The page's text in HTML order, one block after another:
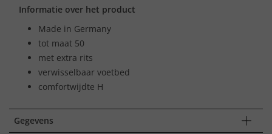
Informatie over het product
Made in Germany
tot maat 50
met extra rits
verwisselbaar voetbed
comfortwijdte H
Gegevens